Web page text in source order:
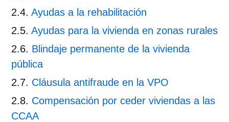
Ayudas a la rehabilitación
Ayudas para la vivienda en zonas rurales
Blindaje permanente de la vivienda
pública
Cláusula antifraude en la VPO
Compensación por ceder viviendas a las
CCAA